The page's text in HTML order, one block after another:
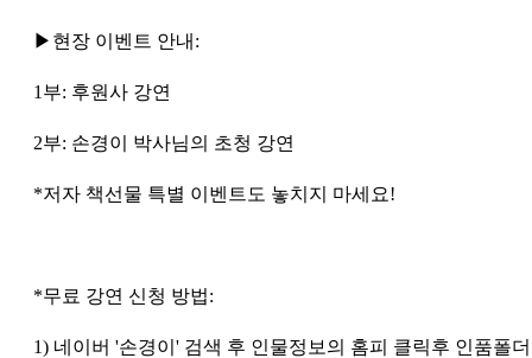
▶현장 이벤트 안내:
1부: 후원사 강연
2부: 손경이 박사님의 초청 강연
*저자 책선물 특별 이벤트도 놓치지 마세요!
*무료 강연 신청 방법:
1) 네이버 '손경이' 검색 후 인물정보의 홈피 클릭후 인품폴더